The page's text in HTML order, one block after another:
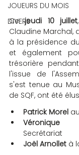
JOUEURS DU MOIS
DIVERS
Ce jeudi 10 juillet
Claudine Marchal,
à la présidence
et également
trésorière
l'issue de
s'est tenue au
de SQF, ont été
Patrick Morel
Véronique
Secrétariat
Joël Arnollet à